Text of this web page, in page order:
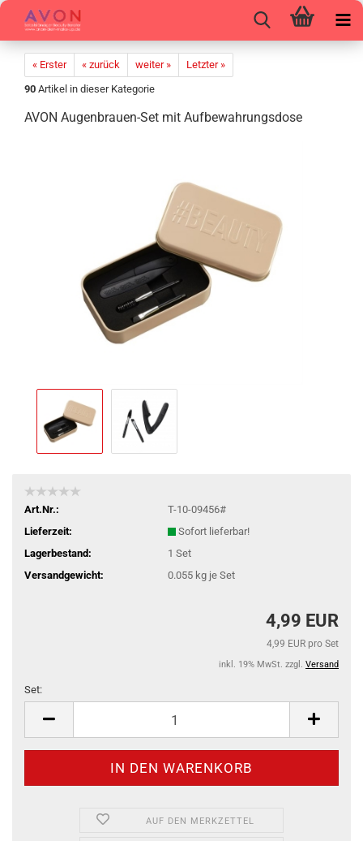
« Erster « zurück weiter »
Letzter »
90 Artikel in dieser Kategorie
AVON Augenbrauen-​Set mit Auf­be­wah­rungs­do­se
Art.Nr.:
T-10-09456#
Lieferzeit:
Sofort lieferbar!
Lagerbestand:
1 Set
Versandgewicht:
0.055kg je Set
4,99 EUR
4,99 EUR pro Set
inkl. 19% MwSt. zzgl. Versand
Set:
AUF DEN MERKZETTEL